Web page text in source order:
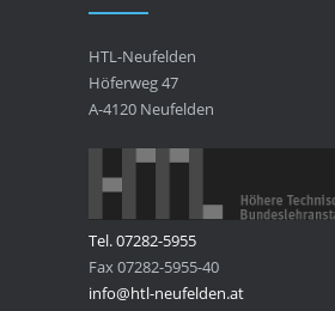
HTL-Neufelden
Höferweg 47
A-4120 Neufelden
Tel. 07282-5955
Fax 07282-5955-40
info@htl-neufelden.at